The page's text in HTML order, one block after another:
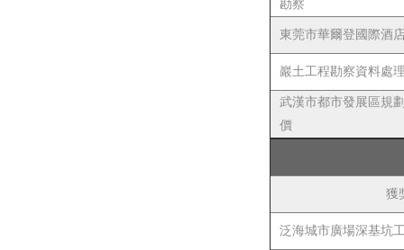
勘察
東莞市華爾登國際酒
巖土工程勘察資料處
武漢市都市發展區規
價
獲
泛海城市廣場深基坑